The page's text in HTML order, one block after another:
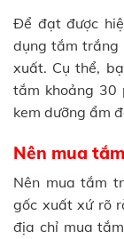
Để đạt được
dụng tắm trắng
xuất. Cụ thể,
tắm khoảng 30
kem dưỡng ẩm
Nên mua
Nên mua tắm
gốc xuất xứ rõ
địa chỉ mua